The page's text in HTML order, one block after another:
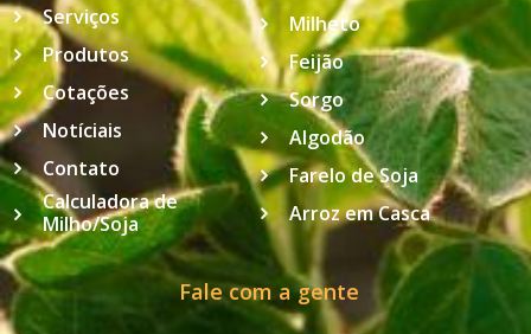
Serviços
Produtos
Cotações
Notíciais
Contato
Calculadora de
Milho/Soja
Milheto
Feijão
Sorgo
Algodão
Farelo de Soja
Arroz em Casca
Fale com a gente